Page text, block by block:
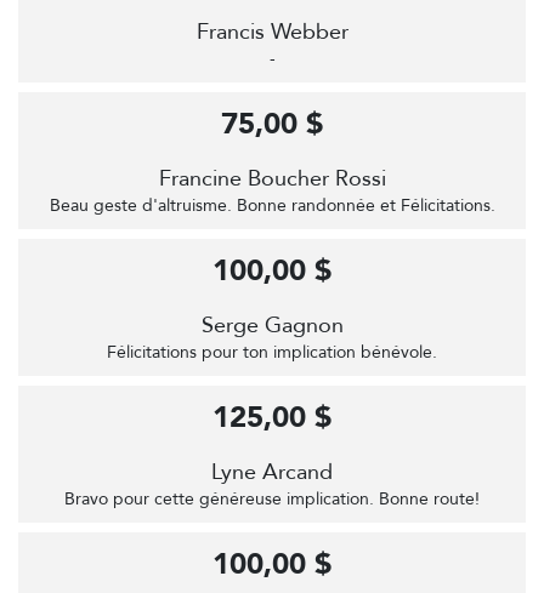
Francis Webber
-
Francine Boucher Rossi
Beau geste d'altruisme. Bonne randonnée et Félicitations.
75,00 $
Serge Gagnon
Félicitations pour ton implication bénévole.
100,00 $
Lyne Arcand
Bravo pour cette généreuse implication. Bonne route!
125,00 $
100,00 $